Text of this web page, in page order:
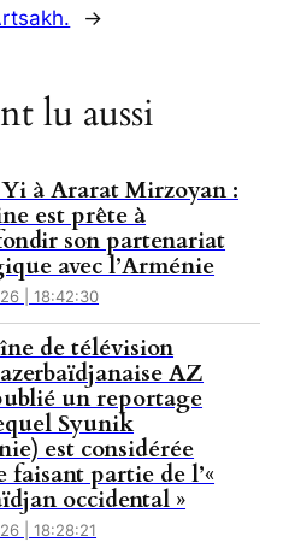
→
lu aussi
à Ararat Mirzoyan :
est prête à
son partenariat
avec l’Arménie
| 18:42:30
de télévision
AZ
un reportage
Syunik
est considérée
faisant partie de l’«
occidental »
| 18:28:21